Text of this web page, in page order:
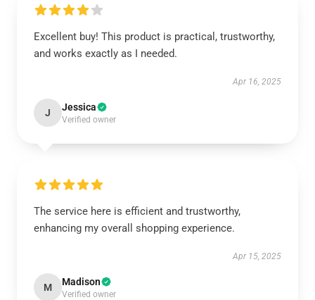
Excellent buy! This product is practical, trustworthy,
and works exactly as I needed.
Apr 16, 2025
J Jessica
Verified owner
The service here is efficient and trustworthy,
enhancing my overall shopping experience.
Apr 15, 2025
M Madison
Verified owner